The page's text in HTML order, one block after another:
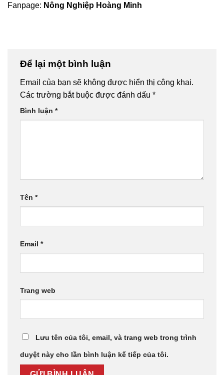
Fanpage: Nông Nghiệp Hoàng Minh
Để lại một bình luận
Email của bạn sẽ không được hiển thị công khai.
Các trường bắt buộc được đánh dấu *
Bình luận *
Tên *
Email *
Trang web
Lưu tên của tôi, email, và trang web trong trình
duyệt này cho lần bình luận kế tiếp của tôi.